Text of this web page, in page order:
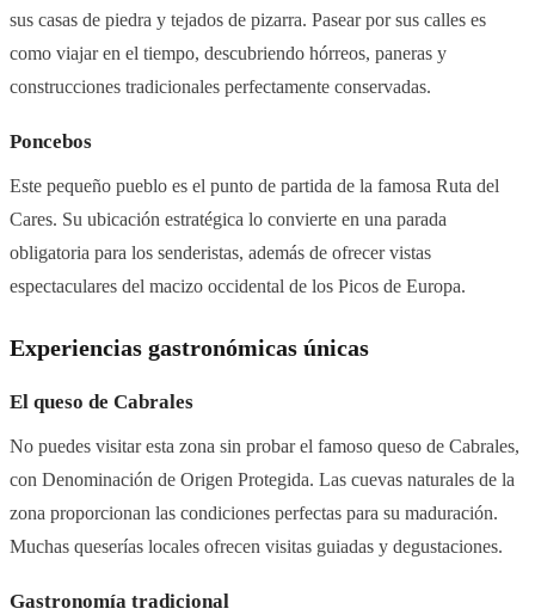
sus casas de piedra y tejados de pizarra. Pasear por sus calles es
como viajar en el tiempo, descubriendo hórreos, paneras y
construcciones tradicionales perfectamente conservadas.
Poncebos
Este pequeño pueblo es el punto de partida de la famosa Ruta del
Cares. Su ubicación estratégica lo convierte en una parada
obligatoria para los senderistas, además de ofrecer vistas
espectaculares del macizo occidental de los Picos de Europa.
Experiencias gastronómicas únicas
El queso de Cabrales
No puedes visitar esta zona sin probar el famoso queso de Cabrales,
con Denominación de Origen Protegida. Las cuevas naturales de la
zona proporcionan las condiciones perfectas para su maduración.
Muchas queserías locales ofrecen visitas guiadas y degustaciones.
Gastronomía tradicional